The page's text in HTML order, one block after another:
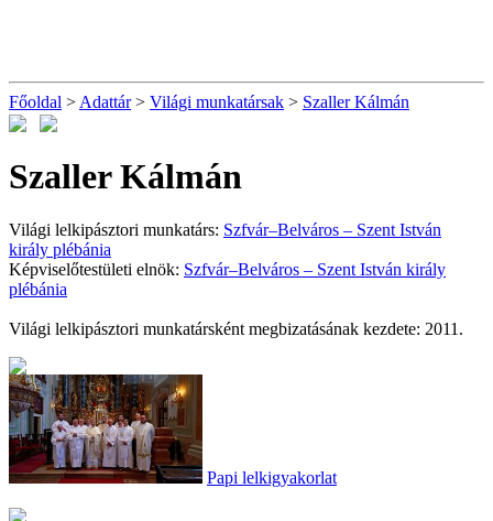
Főoldal > Adattár> Világi munkatársak > Szaller Kálmán
Szaller Kálmán
Világi lelkipásztori munkatárs: Szfvár–Belváros – Szent István
király plébánia
Képviselőtestületi elnök: Szfvár–Belváros – Szent István király
plébánia
Világi lelkipásztori munkatársként megbizatásának kezdete: 2011.
Papi lelkigyakorlat